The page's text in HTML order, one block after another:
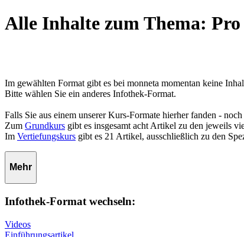
Alle Inhalte zum Thema:
Im gewählten Format gibt es bei monneta momentan keine
Bitte wählen Sie ein anderes Infothek-Format.
Falls Sie aus einem unserer Kurs-Formate hierher fanden -
Zum Grundkurs gibt es insgesamt acht Artikel zu den jeweils
Im Vertiefungskurs gibt es 21 Artikel, ausschließlich zu den
Mehr
Infothek-Format wechseln:
Videos
Einführungsartikel